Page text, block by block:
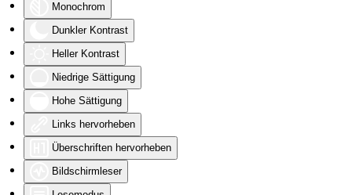
Monochrom
Dunkler Kontrast
Heller Kontrast
Niedrige Sättigung
Hohe Sättigung
Links hervorheben
Überschriften hervorheben
Bildschirmleser